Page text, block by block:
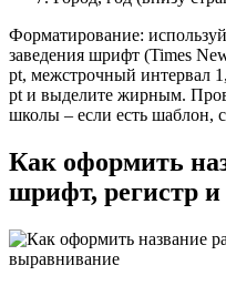
Форматирование:
заведения шрифт (Times
pt, межстрочный интервал
pt и выделите жирным.
школы – если есть шаблон,
Как оформить
шрифт, регистр